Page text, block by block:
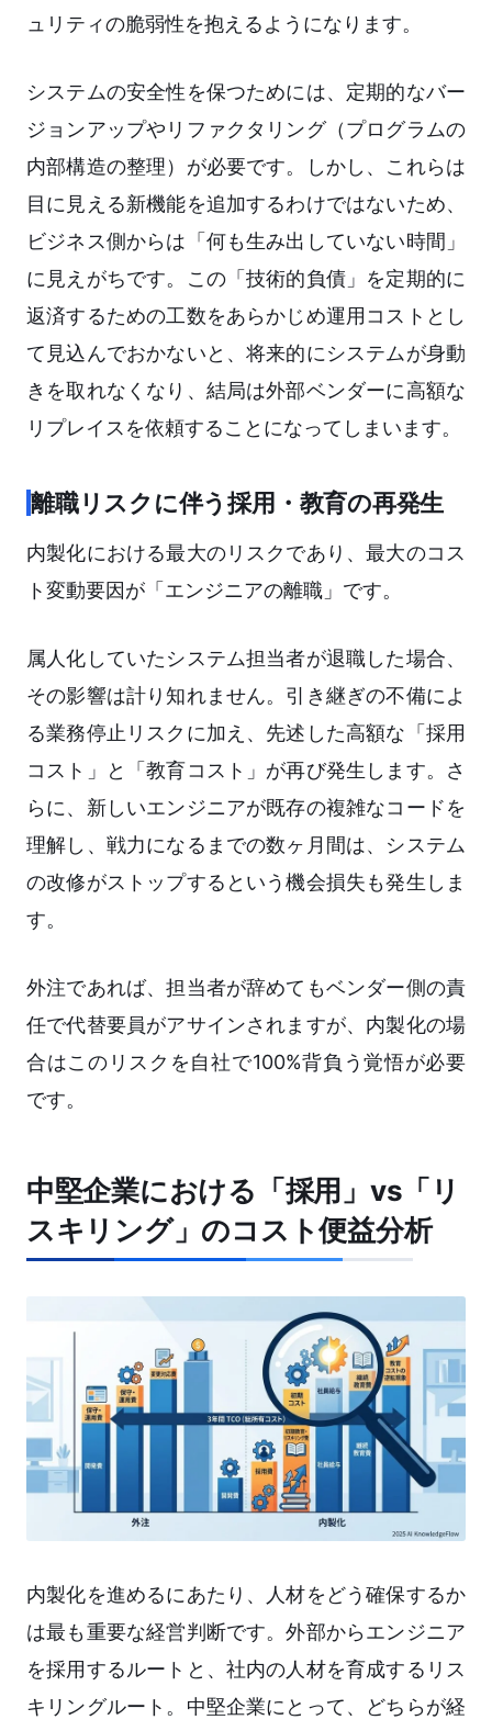
ュリティの脆弱性を抱えるようになります。
システムの安全性を保つためには、定期的なバー
ジョンアップやリファクタリング（プログラムの
内部構造の整理）が必要です。しかし、これらは
目に見える新機能を追加するわけではないため、
ビジネス側からは「何も生み出していない時間」
に見えがちです。この「技術的負債」を定期的に
返済するための工数をあらかじめ運用コストとし
て見込んでおかないと、将来的にシステムが身動
きを取れなくなり、結局は外部ベンダーに高額な
リプレイスを依頼することになってしまいます。
離職リスクに伴う採用・教育の再発生
内製化における最大のリスクであり、最大のコス
ト変動要因が「エンジニアの離職」です。
属人化していたシステム担当者が退職した場合、
その影響は計り知れません。引き継ぎの不備によ
る業務停止リスクに加え、先述した高額な「採用
コスト」と「教育コスト」が再び発生します。さ
らに、新しいエンジニアが既存の複雑なコードを
理解し、戦力になるまでの数ヶ月間は、システム
の改修がストップするという機会損失も発生しま
す。
外注であれば、担当者が辞めてもベンダー側の責
任で代替要員がアサインされますが、内製化の場
合はこのリスクを自社で100%背負う覚悟が必要
です。
中堅企業における「採用」vs「リ
スキリング」のコスト便益分析
内製化を進めるにあたり、人材をどう確保するか
は最も重要な経営判断です。外部からエンジニア
を採用するルートと、社内の人材を育成するリス
キリングルート。中堅企業にとって、どちらが経